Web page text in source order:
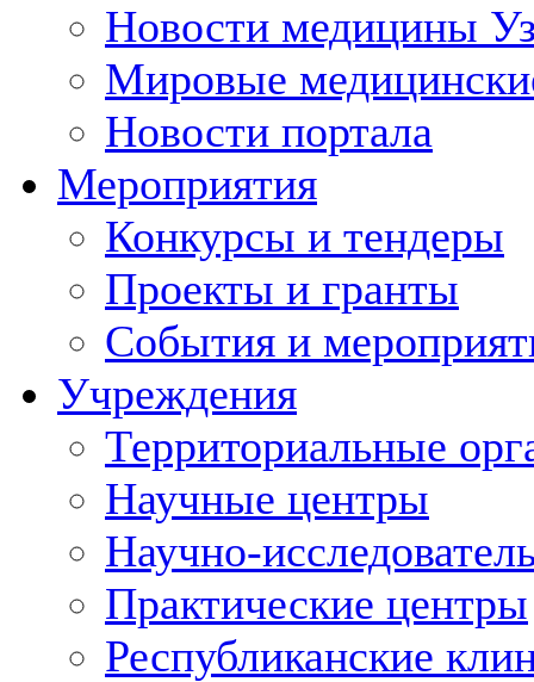
Новости медицины
Мировые
Новости портала
Мероприятия
Конкурсы и тендеры
Проекты и гранты
События и
Учреждения
Территориальные
Научные центры
Научно-
Практические центры
Республиканские